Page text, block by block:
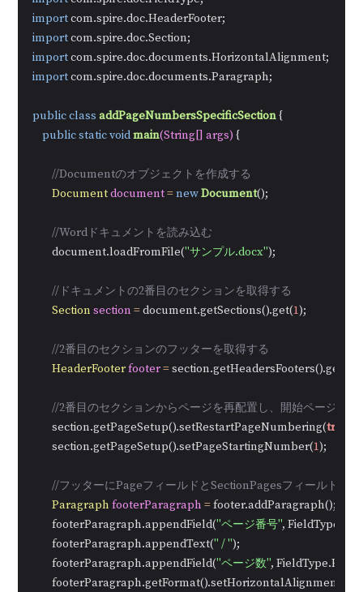
import
import
import
import com.spire.doc.documents.Paragraph;
publicclass addPageNumbersSpecificSection {
publicstaticvoidmain(String[] args) {
//Documentのオブジェクトを作成する
Documentdocument=newDocument();
//Wordドキュメントを読み込む
        document.loadFromFile(
"サンプル.docx");
//ドキュメントの2番目のセクションを取得する
Section section = document.getSections().get(1);
//2番目のセクションのフッターを取得する
HeaderFooterfooter=
//2番目のセクションからページを再配置し、開始ページ番
        section.getPageSetup().setRestartPageNumbering(
true
        section.getPageSetup().setPageStartingNumber(
1);
//フッターにPageフィールドとSectionPagesフィールドを
Paragraph footerParagraph = footer.addParagraph();
        footerParagraph.appendField(
"ページ番号",
        footerParagraph.appendText(
" / ");
        footerParagraph.appendField(
"ページ数",